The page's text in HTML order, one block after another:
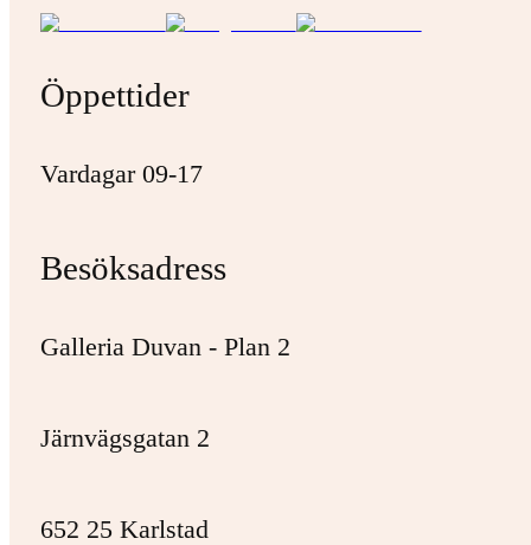
Öppettider
Vardagar 09-17
Besöksadress
Galleria Duvan - Plan 2
Järnvägsgatan 2
652 25 Karlstad